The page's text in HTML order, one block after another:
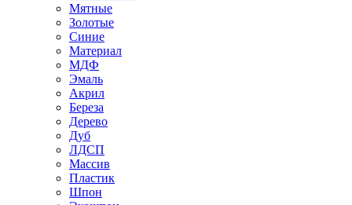
Мятные
Золотые
Синие
Материал
МДФ
Эмаль
Акрил
Береза
Дерево
Дуб
ЛДСП
Массив
Пластик
Шпон